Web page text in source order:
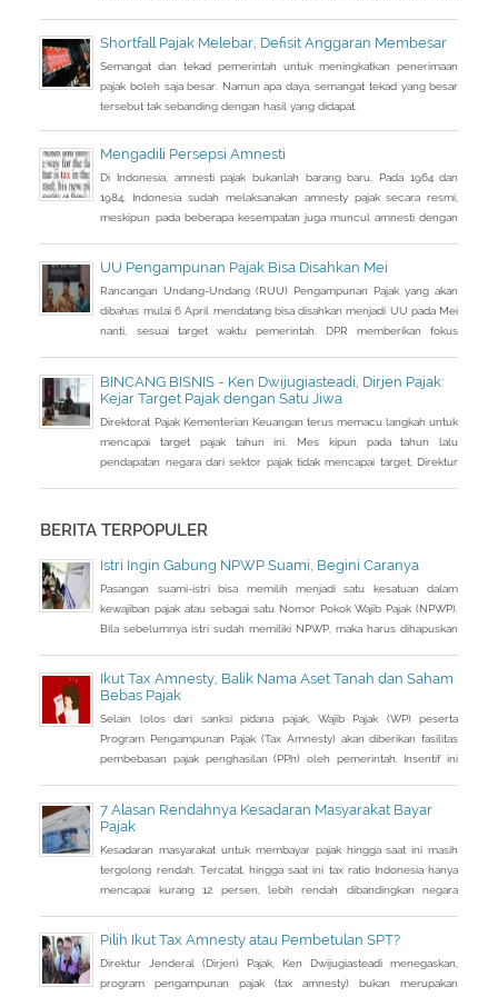
Shortfall Pajak Melebar, Defisit Anggaran Membesar
Semangat dan tekad pemerintah untuk meningkatkan penerimaan
pajak boleh saja besar. Namun apa daya, semangat tekad yang besar
tersebut tak sebanding dengan hasil yang didapat.
Mengadili Persepsi Amnesti
Di Indonesia, amnesti pajak bukanlah barang baru. Pada 1964 dan
1984, Indonesia sudah melaksanakan amnesty pajak secara resmi,
meskipun pada beberapa kesempatan juga muncul amnesti dengan
UU Pengampunan Pajak Bisa Disahkan Mei
Rancangan Undang-Undang (RUU) Pengampunan Pajak yang akan
dibahas mulai 6 April mendatang bisa disahkan menjadi UU pada Mei
nanti, sesuai target waktu pemerintah. DPR memberikan fokus
triliun dari target APBN 2016.
BINCANG BISNIS - Ken Dwijugiasteadi, Dirjen Pajak:
Kejar Target Pajak dengan Satu Jiwa
Direktorat Pajak Kementerian Keuangan terus memacu langkah untuk
mencapai target pajak tahun ini. Mes kipun pada tahun lalu
pendapatan negara dari sektor pajak tidak mencapai target, Direktur
tahun.
BERITA TERPOPULER
Istri Ingin Gabung NPWP Suami, Begini Caranya
Pasangan suami-istri bisa memilih menjadi satu kesatuan dalam
kewajiban pajak atau sebagai satu Nomor Pokok Wajib Pajak (NPWP).
Bila sebelumnya istri sudah memiliki NPWP, maka harus dihapuskan
Ikut Tax Amnesty, Balik Nama Aset Tanah dan Saham
Bebas Pajak
Selain lolos dari sanksi pidana pajak, Wajib Pajak (WP) peserta
Program Pengampunan Pajak (Tax Amnesty) akan diberikan fasilitas
pembebasan pajak penghasilan (PPh) oleh pemerintah. Insentif ini
7 Alasan Rendahnya Kesadaran Masyarakat Bayar
Pajak
Kesadaran masyarakat untuk membayar pajak hingga saat ini masih
tergolong rendah. Tercatat, hingga saat ini tax ratio Indonesia hanya
mencapai kurang 12 persen, lebih rendah dibandingkan negara
Pilih Ikut Tax Amnesty atau Pembetulan SPT?
Direktur Jenderal (Dirjen) Pajak, Ken Dwijugiasteadi menegaskan,
program pengampunan pajak (tax amnesty) bukan merupakan